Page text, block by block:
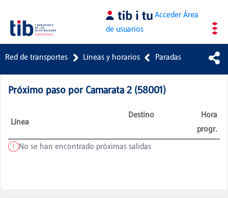
Saltar al contenido principal AccederÁrea
de usuarios
Red de transportes Líneas y horarios Paradas
Próximo paso por Camarata 2 (58001)
Línea
Destino
Hora
progr.
No se han encontrado próximas salidas